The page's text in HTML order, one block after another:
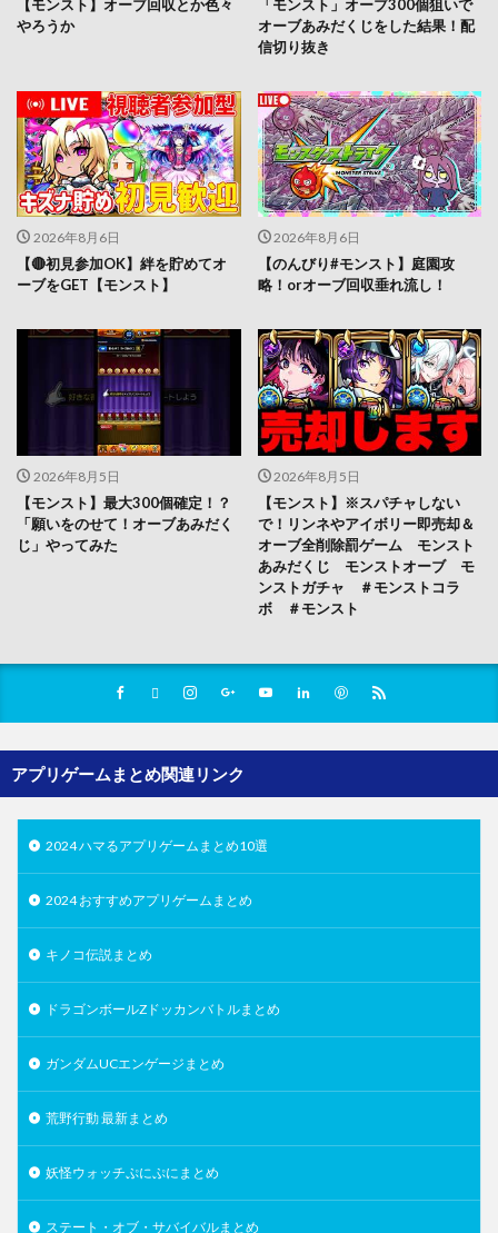
【モンスト】オーブ回収とか色々
やろうか
「モンスト」オーブ300個狙いで
オーブあみだくじをした結果！配
信切り抜き
2026年8月6日
【🔴初見参加OK】絆を貯めてオ
ーブをGET【モンスト】
2026年8月6日
【のんびり#モンスト】庭園攻
略！orオーブ回収垂れ流し！
2026年8月5日
【モンスト】最大300個確定！？
「願いをのせて！オーブあみだく
じ」やってみた
2026年8月5日
【モンスト】※スパチャしない
で！リンネやアイボリー即売却＆
オーブ全削除罰ゲーム モンスト
あみだくじ モンストオーブ モ
ンストガチャ ＃モンストコラ
ボ ＃モンスト
アプリゲームまとめ関連リンク
2024 ハマるアプリゲームまとめ10選
2024 おすすめアプリゲームまとめ
キノコ伝説まとめ
ドラゴンボールZドッカンバトルまとめ
ガンダムUCエンゲージまとめ
荒野行動 最新まとめ
妖怪ウォッチぷにぷにまとめ
ステート・オブ・サバイバルまとめ